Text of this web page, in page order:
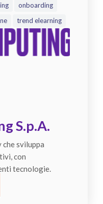
onboarding
trend elearning
S.p.A.
sviluppa
con
tecnologie.